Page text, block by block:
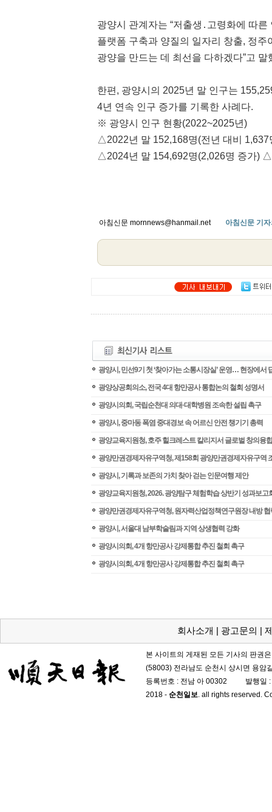
광양시 관계자는 “저출생․고령화에 따
플랫폼 구축과 양질의 일자리 창출, 정주
광양을 만드는 데 최선을 다하겠다”고 말
한편, 광양시의 2025년 말 인구는
4년 연속 인구 증가를 기록한 사례다.
※ 광양시 인구 현황(2022~2025년)
△2022년 말 152,168명(전년 대비
△2024년 말 154,692명(2,026명 증가)
아침신문 mornnews@hanmail.net 아침신문 기
광양시, 민선9기 첫 ‘찾아가는 소통시장실’ 운영… 현장에서
광양상공회의소, 전국 4대 항만공사 통합논의 철회 성명서
광양시의회, 국립순천대 의대·대학병원 조속한 설립 촉구
광양시, 중마동 폭염 중대경보 속 어르신 안전 챙기기 총력
광양교육지원청, 호주 힐크레스트 칼리지서 글로벌 창의융
광양만권경제자유구역청, 제158회 광양만권경제자유구역
광양시, 기록과 보존의 가치 찾아 걷는 인문여행 제안
광양교육지원청, 2026. 광양탐구 체험학습 상반기 성과보고
광양만권경제자유구역청, 원자력산업정책연구원장 내방 협
광양시, 서울대 남부학술림과 지역 상생협력 강화
광양시의회, 4개 항만공사 강제통합 추진 철회 촉구
광양시의회, 4개 항만공사 강제통합 추진 철회 촉구
회사소개 | 광고문의 |
본 사이트의 게재된 모든 기사의 판권
(58003) 전라남도 순천시 상시면 용암
등록번호 : 전남 아 00302
발행일
2018 - 순천일보. all rights reserved.